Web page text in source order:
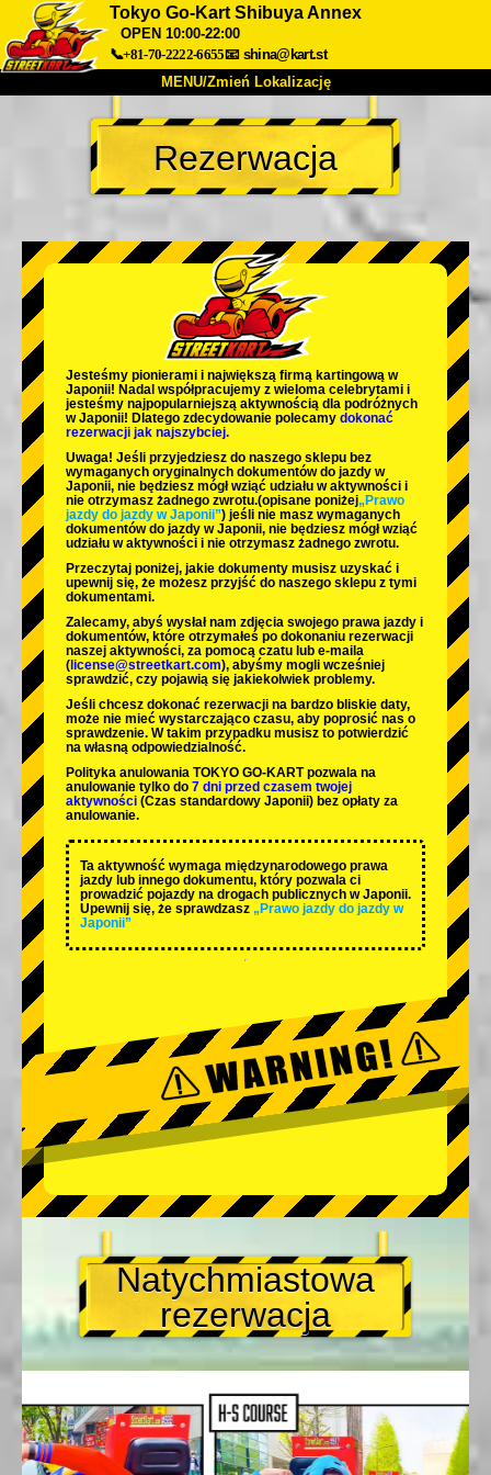
Tokyo Go-Kart Shibuya Annex
OPEN 10:00-22:00
📞+81-70-2222-6655📧 shina@kart.st
MENU/Zmień Lokalizację
O nas Specyfikacja Cena
Dojazd Opinie
Rezerwacja
Zmień Lokalizację
Tokyo Akihabara#1
Tokyo Akihabara#2
Tokyo Shibuya Annex Tokyo Bay
Tokyo Asakusa Osaka
Okinawa
Rezerwacja
Jesteśmy pionierami i największą firmą kartingową w
Japonii! Nadal współpracujemy z wieloma celebrytami i
jesteśmy najpopularniejszą aktywnością dla podróżnych
w Japonii! Dlatego zdecydowanie polecamy dokonać
rezerwacji jak najszybciej.
Uwaga! Jeśli przyjedziesz do naszego sklepu bez
wymaganych oryginalnych dokumentów do jazdy w
Japonii, nie będziesz mógł wziąć udziału w aktywności i
nie otrzymasz żadnego zwrotu.(opisane poniżej„Prawo
jazdy do jazdy w Japonii”) jeśli nie masz wymaganych
dokumentów do jazdy w Japonii, nie będziesz mógł wziąć
udziału w aktywności i nie otrzymasz żadnego zwrotu.
Przeczytaj poniżej, jakie dokumenty musisz uzyskać i
upewnij się, że możesz przyjść do naszego sklepu z tymi
dokumentami.
Zalecamy, abyś wysłał nam zdjęcia swojego prawa jazdy i
dokumentów, które otrzymałeś po dokonaniu rezerwacji
naszej aktywności, za pomocą czatu lub e-maila
( license@streetkart.com), abyśmy mogli wcześniej
sprawdzić, czy pojawią się jakiekolwiek problemy.
Jeśli chcesz dokonać rezerwacji na bardzo bliskie daty,
może nie mieć wystarczająco czasu, aby poprosić nas o
sprawdzenie. W takim przypadku musisz to potwierdzić
na własną odpowiedzialność.
Polityka anulowania TOKYO GO-KART pozwala na
anulowanie tylko do 7 dni przed czasem twojej
aktywności (Czas standardowy Japonii) bez opłaty za
anulowanie.
Ta aktywność wymaga międzynarodowego prawa
jazdy lub innego dokumentu, który pozwala ci
prowadzić pojazdy na drogach publicznych w Japonii.
Upewnij się, że sprawdzasz „Prawo jazdy do jazdy w
Japonii”
Natychmiastowa
rezerwacja